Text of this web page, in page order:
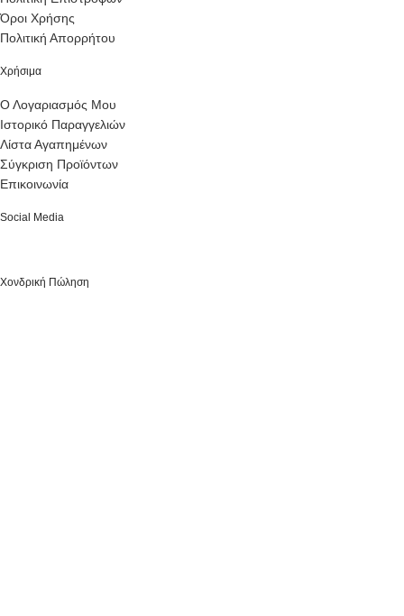
Όροι Χρήσης
Πολιτική Απορρήτου
Χρήσιμα
Ο Λογαριασμός Μου
Ιστορικό Παραγγελιών
Λίστα Αγαπημένων
Σύγκριση Προϊόντων
Επικοινωνία
Social Media
Χονδρική Πώληση